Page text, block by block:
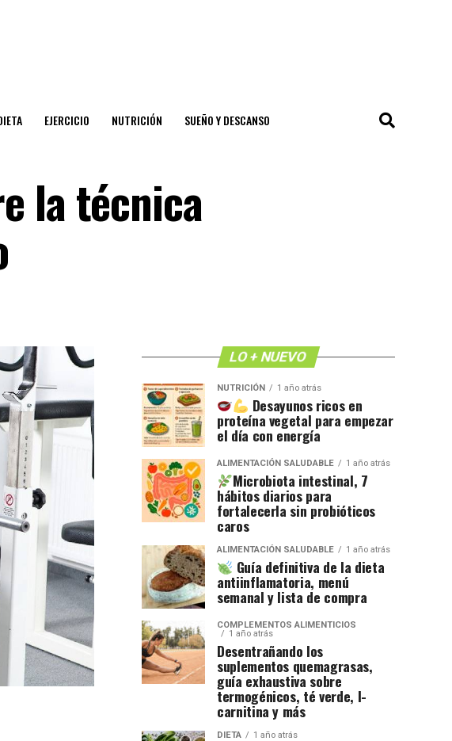
EJERCICIO NUTRICIÓN SUEÑO Y DESCANSO
la técnica
LO + NUEVO
NUTRICIÓN 1 año atrás
Desayunos ricos en
proteína vegetal para empezar
el día con energía
ALIMENTACIÓN SALUDABLE 1 año atrás
Microbiota intestinal, 7
hábitos diarios para
fortalecerla sin probióticos
caros
ALIMENTACIÓN SALUDABLE 1 año atrás
Guía definitiva de la dieta
antiinflamatoria, menú
semanal y lista de compra
COMPLEMENTOS ALIMENTICIOS
1 año atrás
Desentrañando los
suplementos quemagrasas,
guía exhaustiva sobre
termogénicos, té verde, l-
carnitina y más
DIETA 1 año atrás